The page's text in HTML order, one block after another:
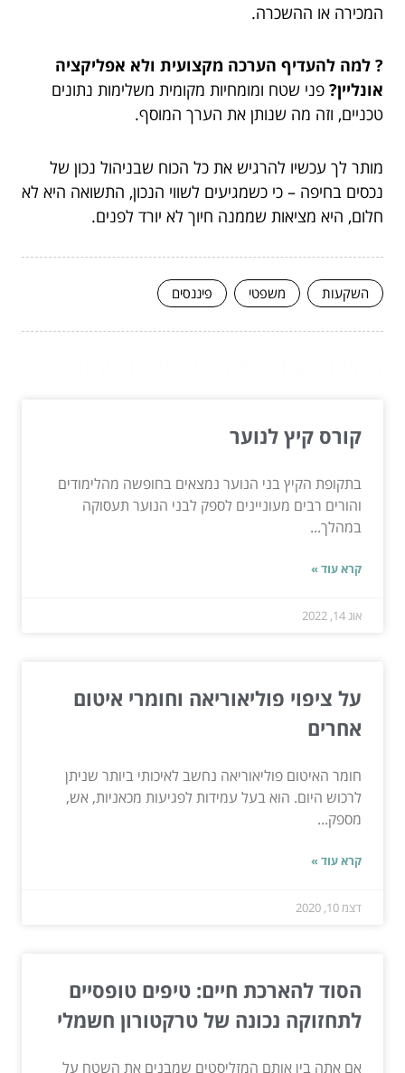
המכירה או ההשכרה.
? למה להעדיף הערכה מקצועית ולא אפליקציה
אונליין? פני שטח ומומחיות מקומית משלימות נתונים
טכניים, וזה מה שנותן את הערך המוסף.
מותר לך עכשיו להרגיש את כל הכוח שבניהול נכון של
נכסים בחיפה – כי כשמגיעים לשווי הנכון, התשואה היא לא
חלום, היא מציאות שממנה חיוך לא יורד לפנים.
השקעות משפטי פיננסים
קורס קיץ לנוער
בתקופת הקיץ בני הנוער נמצאים בחופשה מהלימודים
והורים רבים מעוניינים לספק לבני הנוער תעסוקה
במהלך...
קרא עוד »
אוג 14, 2022
על ציפוי פוליאוריאה וחומרי איטום
אחרים
חומר האיטום פוליאוריאה נחשב לאיכותי ביותר שניתן
לרכוש היום. הוא בעל עמידות לפגיעות מכאניות, אש,
מספק...
קרא עוד »
דצמ 10, 2020
הסוד להארכת חיים: טיפים טופסיים
לתחזוקה נכונה של טרקטורון חשמלי
אם אתה בין אותם המזליסטים שמבנים את השטח על